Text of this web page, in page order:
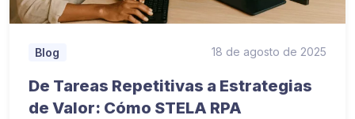
Blog 18 de agosto de 2025
De Tareas Repetitivas a Estrategias
de Valor: Cómo STELA RPA